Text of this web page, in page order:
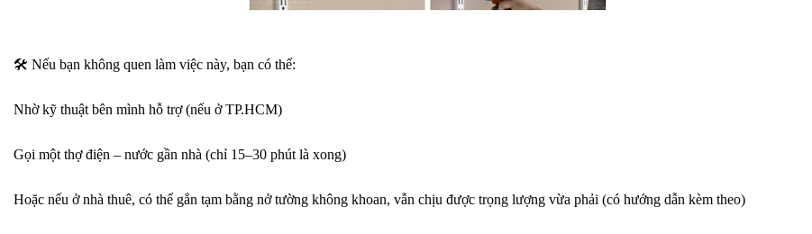
🛠 Nếu bạn không quen làm việc này, bạn có thể:
Nhờ kỹ thuật bên mình hỗ trợ (nếu ở TP.HCM)
Gọi một thợ điện – nước gần nhà (chỉ 15–30 phút là xong)
Hoặc nếu ở nhà thuê, có thể gắn tạm bằng nở tường không khoan, vẫn chịu được trọng lượng vừa phải (có hướng dẫn kèm theo)